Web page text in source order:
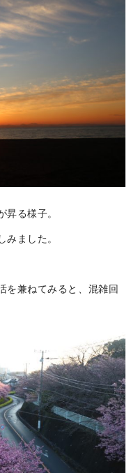
昇る様子。
みました。
を兼ねてみると、混雑回